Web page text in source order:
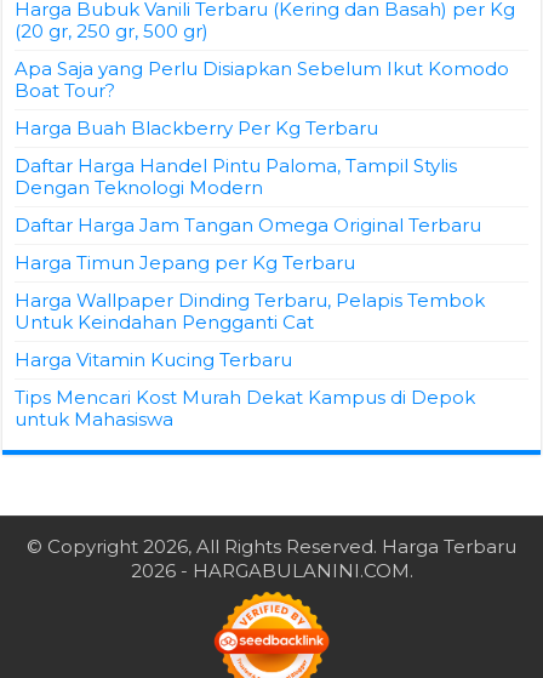
Harga Bubuk Vanili Terbaru (Kering dan Basah) per Kg
(20 gr, 250 gr, 500 gr)
Apa Saja yang Perlu Disiapkan Sebelum Ikut Komodo
Boat Tour?
Harga Buah Blackberry Per Kg Terbaru
Daftar Harga Handel Pintu Paloma, Tampil Stylis
Dengan Teknologi Modern
Daftar Harga Jam Tangan Omega Original Terbaru
Harga Timun Jepang per Kg Terbaru
Harga Wallpaper Dinding Terbaru, Pelapis Tembok
Untuk Keindahan Pengganti Cat
Harga Vitamin Kucing Terbaru
Tips Mencari Kost Murah Dekat Kampus di Depok
untuk Mahasiswa
© Copyright 2026, All Rights Reserved. Harga Terbaru
2026- HARGABULANINI.COM.